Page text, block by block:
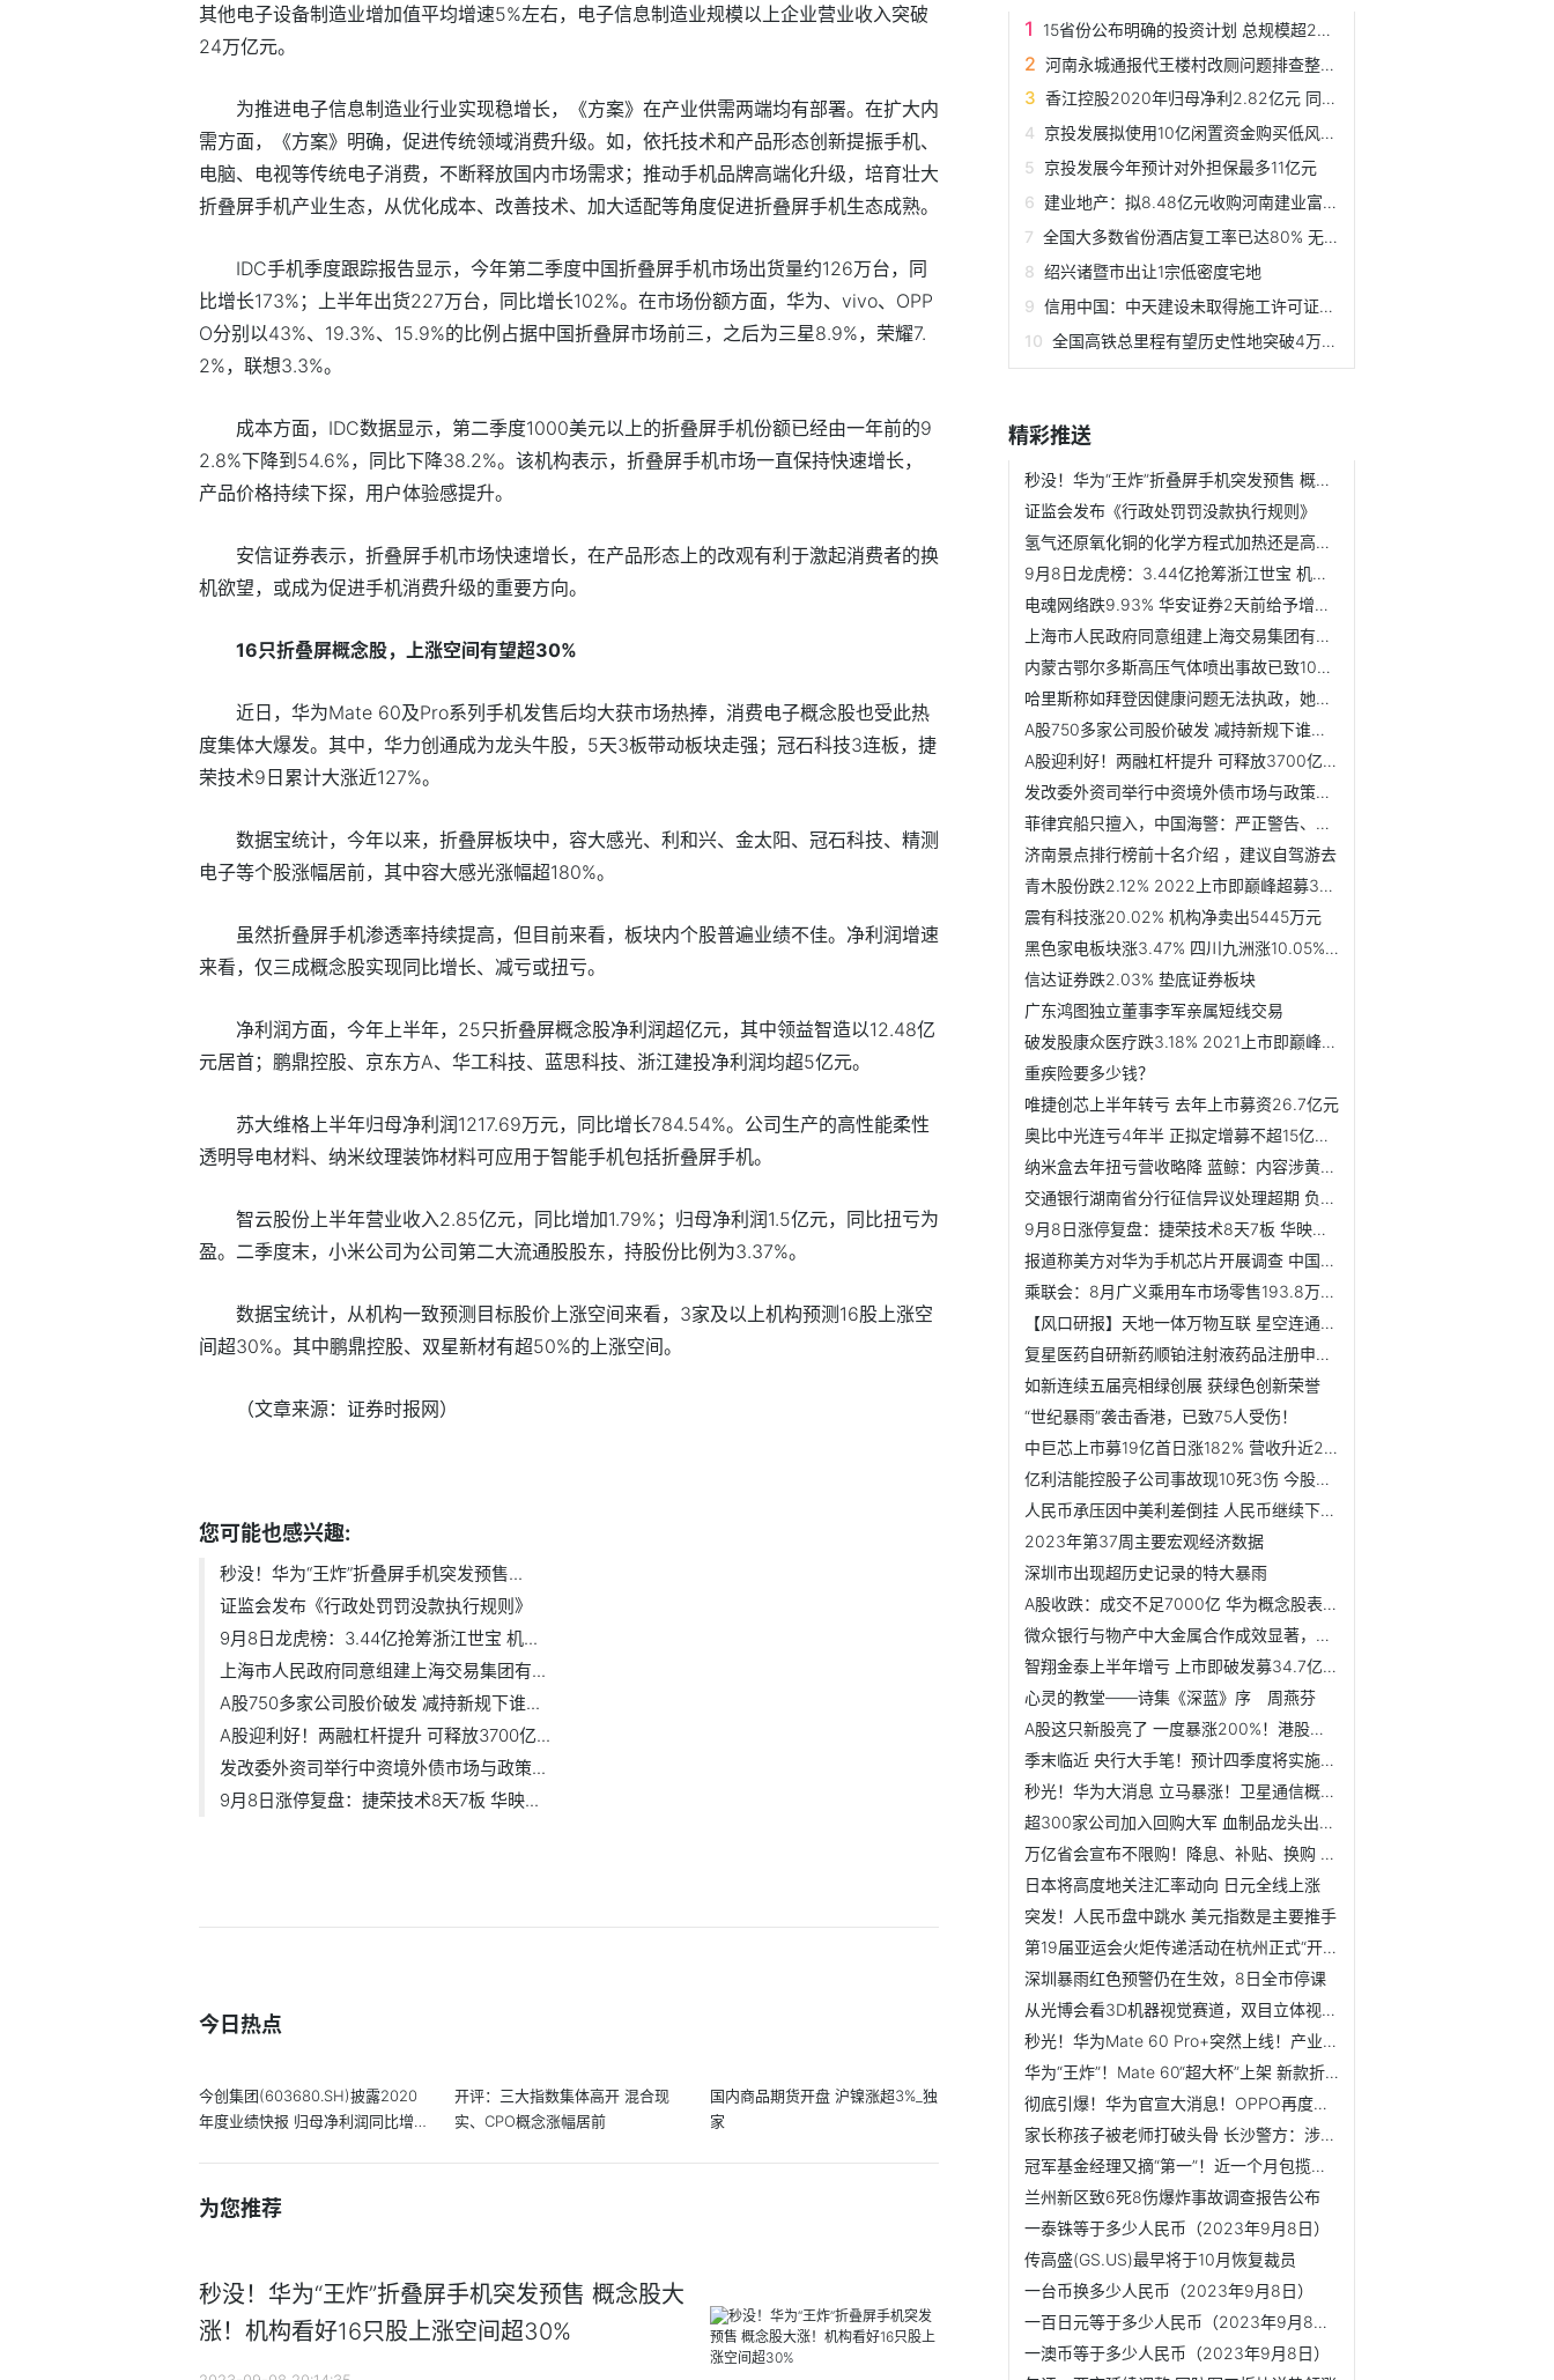
其他电子设备制造业增加值平均增速5%左右，电子信息制造业规模以上企业营业收入突破
24万亿元。
为推进电子信息制造业行业实现稳增长，《方案》在产业供需两端均有部署。在扩大内
需方面，《方案》明确，促进传统领域消费升级。如，依托技术和产品形态创新提振手机、
电脑、电视等传统电子消费，不断释放国内市场需求；推动手机品牌高端化升级，培育壮大
折叠屏手机产业生态，从优化成本、改善技术、加大适配等角度促进折叠屏手机生态成熟。
IDC手机季度跟踪报告显示，今年第二季度中国折叠屏手机市场出货量约126万台，同
比增长173%；上半年出货227万台，同比增长102%。在市场份额方面，华为、vivo、OPP
O分别以43%、19.3%、15.9%的比例占据中国折叠屏市场前三，之后为三星8.9%，荣耀7.
2%，联想3.3%。
成本方面，IDC数据显示，第二季度1000美元以上的折叠屏手机份额已经由一年前的9
2.8%下降到54.6%，同比下降38.2%。该机构表示，折叠屏手机市场一直保持快速增长，
产品价格持续下探，用户体验感提升。
安信证券表示，折叠屏手机市场快速增长，在产品形态上的改观有利于激起消费者的换
机欲望，或成为促进手机消费升级的重要方向。
16只折叠屏概念股，上涨空间有望超30%
近日，华为Mate 60及Pro系列手机发售后均大获市场热捧，消费电子概念股也受此热
度集体大爆发。其中，华力创通成为龙头牛股，5天3板带动板块走强；冠石科技3连板，捷
荣技术9日累计大涨近127%。
数据宝统计，今年以来，折叠屏板块中，容大感光、利和兴、金太阳、冠石科技、精测
电子等个股涨幅居前，其中容大感光涨幅超180%。
虽然折叠屏手机渗透率持续提高，但目前来看，板块内个股普遍业绩不佳。净利润增速
来看，仅三成概念股实现同比增长、减亏或扭亏。
净利润方面，今年上半年，25只折叠屏概念股净利润超亿元，其中领益智造以12.48亿
元居首；鹏鼎控股、京东方A、华工科技、蓝思科技、浙江建投净利润均超5亿元。
苏大维格上半年归母净利润1217.69万元，同比增长784.54%。公司生产的高性能柔性
透明导电材料、纳米纹理装饰材料可应用于智能手机包括折叠屏手机。
智云股份上半年营业收入2.85亿元，同比增加1.79%；归母净利润1.5亿元，同比扭亏为
盈。二季度末，小米公司为公司第二大流通股股东，持股份比例为3.37%。
数据宝统计，从机构一致预测目标股价上涨空间来看，3家及以上机构预测16股上涨空
间超30%。其中鹏鼎控股、双星新材有超50%的上涨空间。
（文章来源：证券时报网）
您可能也感兴趣:
秒没！华为“王炸”折叠屏手机突发预售...
证监会发布《行政处罚罚没款执行规则》
9月8日龙虎榜：3.44亿抢筹浙江世宝 机...
上海市人民政府同意组建上海交易集团有...
A股750多家公司股价破发 减持新规下谁...
A股迎利好！两融杠杆提升 可释放3700亿...
发改委外资司举行中资境外债市场与政策...
9月8日涨停复盘：捷荣技术8天7板 华映...
今日热点
今创集团(603680.SH)披露2020
年度业绩快报 归母净利润同比增
开评：三大指数集体高开 混合现
实、CPO概念涨幅居前
国内商品期货开盘 沪镍涨超3%_独
家
为您推荐
秒没！华为“王炸”折叠屏手机突发预售 概念股大
涨！机构看好16只股上涨空间超30%
15省份公布明确的投资计划 总规模超24万亿元
河南永城通报代王楼村改厕问题排查整改进展情况：目前已初步...
香江控股2020年归母净利2.82亿元 同比减少38.07%
京投发展拟使用10亿闲置资金购买低风险产品
京投发展今年预计对外担保最多11亿元
建业地产：拟8.48亿元收购河南建业富居投资有限公司10%股权
全国大多数省份酒店复工率已达80% 无接触服务带来新商机
绍兴诸暨市出让1宗低密度宅地
信用中国：中天建设未取得施工许可证擅自建设遭罚1万元
全国高铁总里程有望历史性地突破4万公里
精彩推送
秒没！华为“王炸”折叠屏手机突发预售 概念股大涨！机构看...
证监会发布《行政处罚罚没款执行规则》
氢气还原氧化铜的化学方程式加热还是高温（氢气还原氧化铜的...
9月8日龙虎榜：3.44亿抢筹浙江世宝 机构净买入12只股
电魂网络跌9.93% 华安证券2天前给予增持评级
上海市人民政府同意组建上海交易集团有限公司
内蒙古鄂尔多斯高压气体喷出事故已致10死3伤
哈里斯称如拜登因健康问题无法执政，她准备好接任
A股750多家公司股价破发 减持新规下谁的套现路被堵？
A股迎利好！两融杠杆提升 可释放3700亿增量资金！下周一起实施
发改委外资司举行中资境外债市场与政策交流会
菲律宾船只擅入，中国海警：严正警告、全程跟监、有效规制！
济南景点排行榜前十名介绍 ，建议自驾游去
青木股份跌2.12% 2022上市即巅峰超募3亿兴业证券保荐
震有科技涨20.02% 机构净卖出5445万元
黑色家电板块涨3.47% 四川九洲涨10.05%居首
信达证券跌2.03% 垫底证券板块
广东鸿图独立董事李军亲属短线交易
破发股康众医疗跌3.18% 2021上市即巅峰中信证券保荐
重疾险要多少钱？
唯捷创芯上半年转亏 去年上市募资26.7亿元
奥比中光连亏4年半 正拟定增募不超15亿去年IPO募12亿
纳米盒去年扭亏营收略降 蓝鲸：内容涉黄多次被查处
交通银行湖南省分行征信异议处理超期 负责人被罚
9月8日涨停复盘：捷荣技术8天7板 华映科技7天6板
报道称美方对华为手机芯片开展调查 中国外交部回应
乘联会：8月广义乘用车市场零售193.8万辆 同比增长2.2%
【风口研报】天地一体万物互联 星空连通蓝海无限
复星医药自研新药顺铂注射液药品注册申请获受理
如新连续五届亮相绿创展 获绿色创新荣誉
“世纪暴雨”袭击香港，已致75人受伤！
中巨芯上市募19亿首日涨182% 营收升近2年扣非均亏损
亿利洁能控股子公司事故现10死3伤 今股价跌6.21%
人民币承压因中美利差倒挂 人民币继续下跌幅度有限
2023年第37周主要宏观经济数据
深圳市出现超历史记录的特大暴雨
A股收跌：成交不足7000亿 华为概念股表现活跃
微众银行与物产中大金属合作成效显著，数字供应链金融累计为...
智翔金泰上半年增亏 上市即破发募34.7亿海通证券保荐
心灵的教堂——诗集《深蓝》序 周燕芬
A股这只新股亮了 一度暴涨200%！港股全日暂停交易
季末临近 央行大手笔！预计四季度将实施一次全面降准
秒光！华为大消息 立马暴涨！卫星通信概念股震荡走高
超300家公司加入回购大军 血制品龙头出手最阔！两路资金潜伏...
万亿省会宣布不限购！降息、补贴、换购 多渠道利好购房者
日本将高度地关注汇率动向 日元全线上涨
突发！人民币盘中跳水 美元指数是主要推手
第19届亚运会火炬传递活动在杭州正式“开跑”
深圳暴雨红色预警仍在生效，8日全市停课
从光博会看3D机器视觉赛道，双目立体视觉为机器人点“睛”
秒光！华为Mate 60 Pro+突然上线！产业链股掀涨停潮
华为“王炸”！Mate 60“超大杯”上架 新款折叠屏手机或同...
彻底引爆！华为官宣大消息！OPPO再度躺枪？这类股票全线爆发！
家长称孩子被老师打破头骨 长沙警方：涉事教师已被刑拘
冠军基金经理又摘“第一”！近一个月包揽前三 什么情况？
兰州新区致6死8伤爆炸事故调查报告公布
一泰铢等于多少人民币（2023年9月8日）
传高盛(GS.US)最早将于10月恢复裁员
一台币换多少人民币（2023年9月8日）
一百日元等于多少人民币（2023年9月8日）
一澳币等于多少人民币（2023年9月8日）